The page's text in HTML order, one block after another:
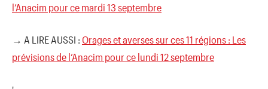
l’Anacim pour ce mardi 13 septembre
→ A LIRE AUSSI : Orages et averses sur ces 11 régions : Les
prévisions de l’Anacim pour ce lundi 12 septembre